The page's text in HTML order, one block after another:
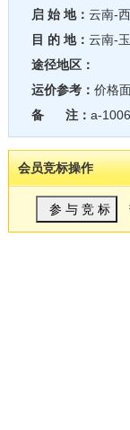
启 始 地： 云南-
目 的 地： 云南-
途径地区：
运价参考： 价格
备 注： a-
会员竞标操作